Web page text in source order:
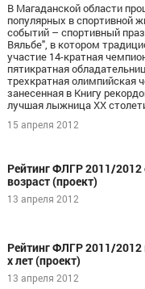
В Магаданской области
популярных в спортивной
событий – спортивный
Вяльбе", в котором
участие 14-кратная
пятикратная
трехкратная олимпийская
занесенная в Книгу
лучшая лыжница XX
15 апреля 2012
Рейтинг ФЛГР 2011/2012
возраст (проект)
13 апреля 2012
Рейтинг ФЛГР 2011/
х лет (проект)
13 апреля 2012